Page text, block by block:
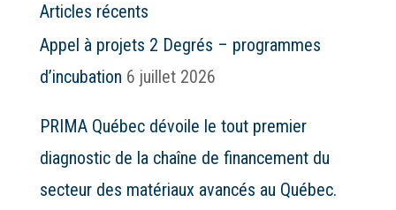
Articles récents
Appel à projets 2 Degrés – programmes
d’incubation 6 juillet 2026
PRIMA Québec dévoile le tout premier
diagnostic de la chaîne de financement du
secteur des matériaux avancés au Québec.